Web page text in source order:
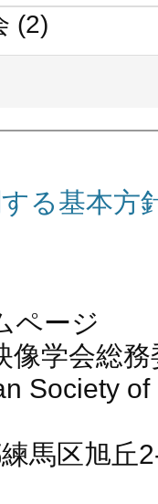
(2)
る基本方
ページ
像学会総
Society of
馬区旭丘